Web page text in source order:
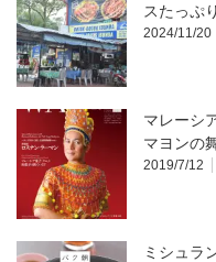
スたっぷり
2024/11/20
マレーシ
マヨンの
2019/7/12
ミシュラ